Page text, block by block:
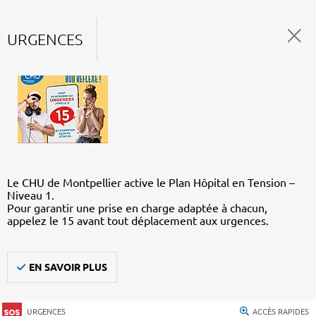
URGENCES
Le CHU de Montpellier active le Plan Hôpital en Tension –
Niveau 1.
Pour garantir une prise en charge adaptée à chacun,
appelez le 15 avant tout déplacement aux urgences.
EN SAVOIR PLUS
URGENCES ACCÈS RAPIDES